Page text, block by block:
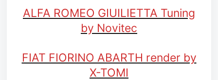
ALFA ROMEO GIUILIETTA Tuning
by Novitec
FIAT FIORINO ABARTH render by
X-TOMI